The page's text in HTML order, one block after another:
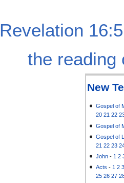
Revelation
the reading
New
Gospel of
20 21 22
Gospel of
Gospel of
21 22 23
John - 1 2
Acts - 1 2
25 26 27